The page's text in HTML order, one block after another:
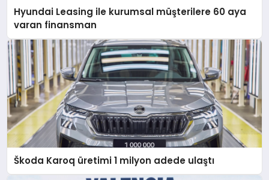
Hyundai Leasing ile kurumsal müşterilere 60 aya
varan finansman
Škoda Karoq üretimi 1 milyon adede ulaştı